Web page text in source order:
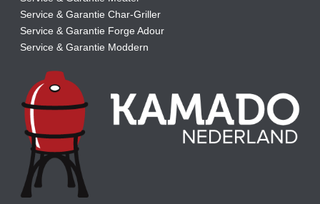
Service & Garantie Char-Griller
Service & Garantie Forge Adour
Service & Garantie Moddern